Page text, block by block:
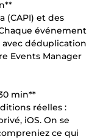
(CAPI) et des
événement
avec déduplication
Events Manager
min**
réelles :
iOS. On se
ce qui